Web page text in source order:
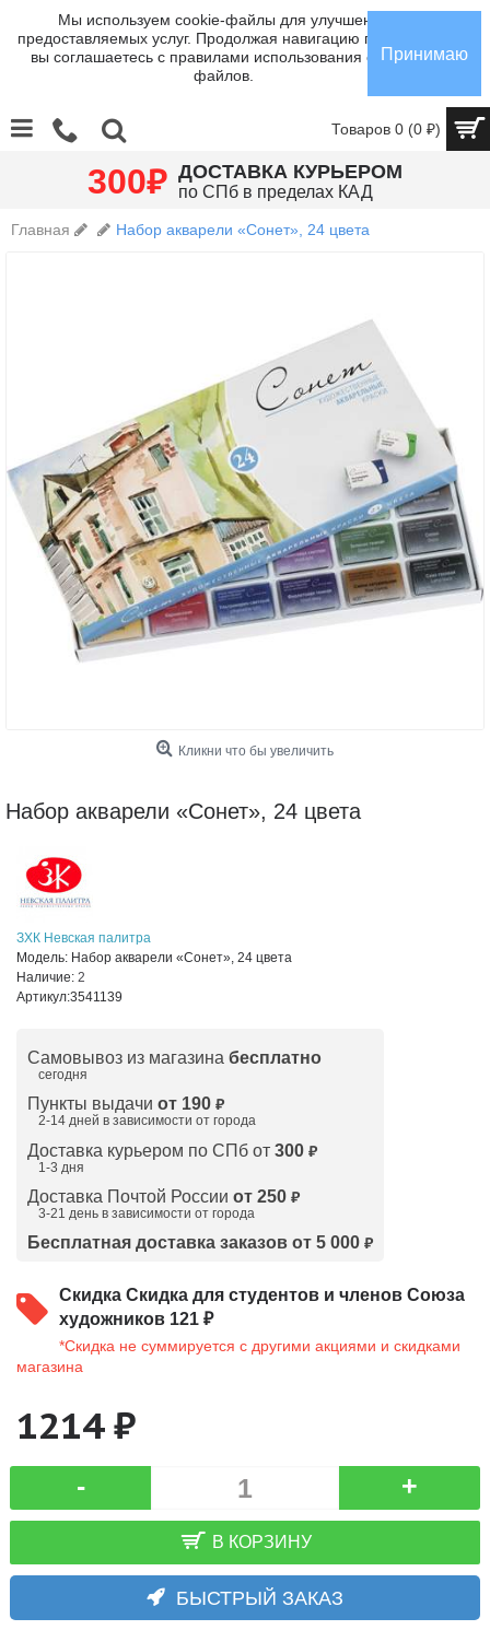
Мы используем cookie-файлы для улучшения
предоставляемых услуг. Продолжая навигацию по сайту,
вы соглашаетесь с правилами использования cookie-
файлов.
Принимаю
Товаров 0 (0 ₽)
300₽ ДОСТАВКА КУРЬЕРОМ
по СПб в пределах КАД
Главная Набор акварели «Сонет», 24 цвета
Кликни что бы увеличить
Набор акварели «Сонет», 24 цвета
ЗХК Невская палитра
Модель: Набор акварели «Сонет», 24 цвета
Наличие: 2
Артикул:3541139
Самовывоз из магазина бесплатно
сегодня
Пункты выдачи от 190 ₽
2-14 дней в зависимости от города
Доставка курьером по СПб от 300 ₽
1-3 дня
Доставка Почтой России от 250 ₽
3-21 день в зависимости от города
Бесплатная доставка заказов от 5 000 ₽
Скидка Скидка для студентов и членов Союза
художников 121 ₽
*Скидка не суммируется с другими акциями и скидками
магазина
1214 ₽
- +
В КОРЗИНУ
БЫСТРЫЙ ЗАКАЗ